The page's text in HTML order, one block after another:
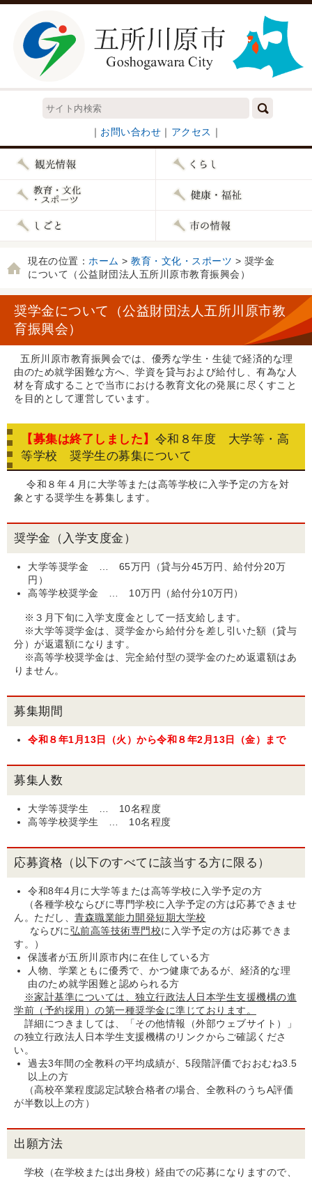
｜ お問い合わせ ｜ アクセス ｜
現在の位置： ホーム > 教育・文化・スポーツ > 奨学金
について（公益財団法人五所川原市教育振興会）
奨学金について（公益財団法人五所川原市教
育振興会）
五所川原市教育振興会では、優秀な学生・生徒で経済的な理
由のため就学困難な方へ、学資を貸与および給付し、有為な人
材を育成することで当市における教育文化の発展に尽くすこと
を目的として運営しています。
【募集は終了しました】 令和８年度 大学等・高
等学校 奨学生の募集について
令和８年４月に大学等または高等学校に入学予定の方を対
象とする奨学生を募集します。
奨学金（入学支度金）
大学等奨学金 … 65万円（貸与分45万円、給付分20万
円）
高等学校奨学金 … 10万円（給付分10万円）
※３月下旬に入学支度金として一括支給します。
※大学等奨学金は、奨学金から給付分を差し引いた額（貸与
分）が返還額になります。
※高等学校奨学金は、完全給付型の奨学金のため返還額はあ
りません。
募集期間
令和８年1月13日（火）から令和８年2月13日（金）まで
募集人数
大学等奨学生 … 10名程度
高等学校奨学生 … 10名程度
応募資格（以下のすべてに該当する方に限る）
令和8年4月に大学等または高等学校に入学予定の方
（各種学校ならびに専門学校に入学予定の方は応募できませ
ん。ただし、 青森職業能力開発短期大学校
ならびに弘前高等技術専門校に入学予定の方は応募できま
す。）
保護者が五所川原市内に在住している方
人物、学業ともに優秀で、かつ健康であるが、経済的な理
由のため就学困難と認められる方
※家計基準については、独立行政法人日本学生支援機構の進
学前（予約採用）の第一種奨学金に準じております。
詳細につきましては、「その他情報（外部ウェブサイト）」
の独立行政法人日本学生支援機構のリンクからご確認くださ
い。
過去3年間の全教科の平均成績が、5段階評価でおおむね3.5
以上の方
（高校卒業程度認定試験合格者の場合、全教科のうちA評価
が半数以上の方）
出願方法
学校（在学校または出身校）経由での応募になりますので、